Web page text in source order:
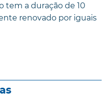
tem a duração de 10
renovado por iguais